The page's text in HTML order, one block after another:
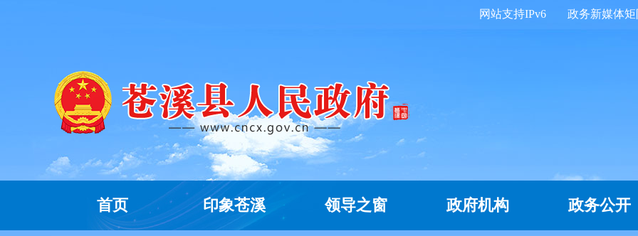
政务新媒体矩
网站支持IPv6
首页 印象苍溪 领导之窗 政府机构 政务公开